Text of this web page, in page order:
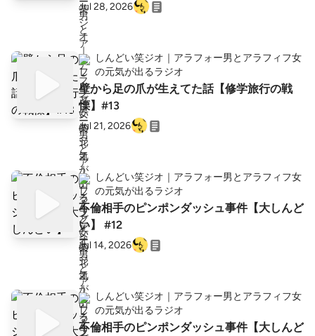
売→飲食店経営 日本語学習中のリスニング練
Jul 28, 2026
しんどい笑ジオ｜アラフォー男とアラフィフ女
の元気が出るラジオ
壁から足の爪が生えてた話【修学旅行の戦
慄】#13
Jul 21, 2026
しんどい笑ジオ｜アラフォー男とアラフィフ女
の元気が出るラジオ
不倫相手のピンポンダッシュ事件【大しんど
い】 #12
Jul 14, 2026
しんどい笑ジオ｜アラフォー男とアラフィフ女
の元気が出るラジオ
不倫相手のピンポンダッシュ事件【大しんど